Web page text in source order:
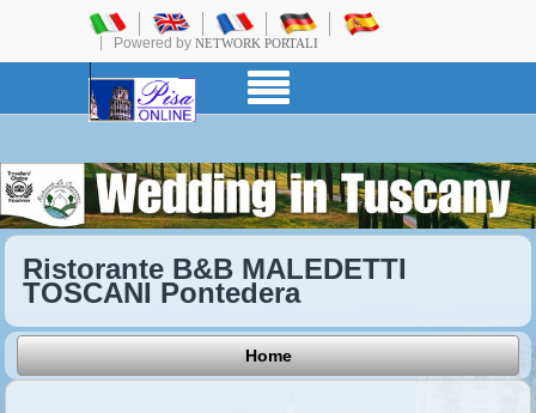
Powered by NETWORK PORTALI
Ristorante B&B MALEDETTI
TOSCANI Pontedera
Home